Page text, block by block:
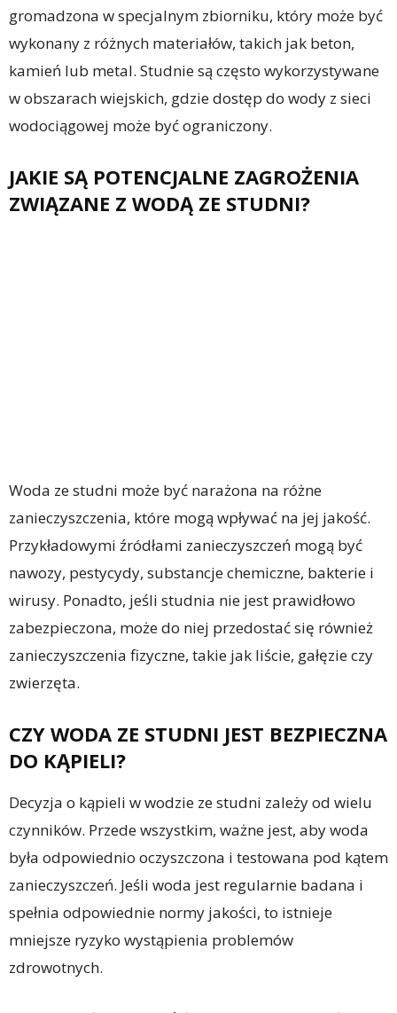
gromadzona w specjalnym zbiorniku, który może być
wykonany z różnych materiałów, takich jak beton,
kamień lub metal. Studnie są często wykorzystywane
w obszarach wiejskich, gdzie dostęp do wody z sieci
wodociągowej może być ograniczony.
JAKIE SĄ POTENCJALNE ZAGROŻENIA
ZWIĄZANE Z WODĄ ZE STUDNI?
Woda ze studni może być narażona na różne
zanieczyszczenia, które mogą wpływać na jej jakość.
Przykładowymi źródłami zanieczyszczeń mogą być
nawozy, pestycydy, substancje chemiczne, bakterie i
wirusy. Ponadto, jeśli studnia nie jest prawidłowo
zabezpieczona, może do niej przedostać się również
zanieczyszczenia fizyczne, takie jak liście, gałęzie czy
zwierzęta.
CZY WODA ZE STUDNI JEST BEZPIECZNA
DO KĄPIELI?
Decyzja o kąpieli w wodzie ze studni zależy od wielu
czynników. Przede wszystkim, ważne jest, aby woda
była odpowiednio oczyszczona i testowana pod kątem
zanieczyszczeń. Jeśli woda jest regularnie badana i
spełnia odpowiednie normy jakości, to istnieje
mniejsze ryzyko wystąpienia problemów
zdrowotnych.